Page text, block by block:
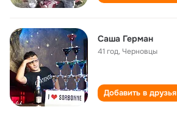
Саша Герман
41 год,Черновцы
Добавить в друзья